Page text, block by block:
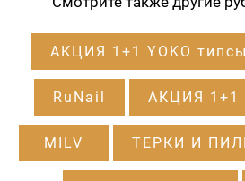
АКЦИЯ 1+1 YOKO типсы
RuNail АКЦИЯ 1+1
MILV ТЕРКИ И